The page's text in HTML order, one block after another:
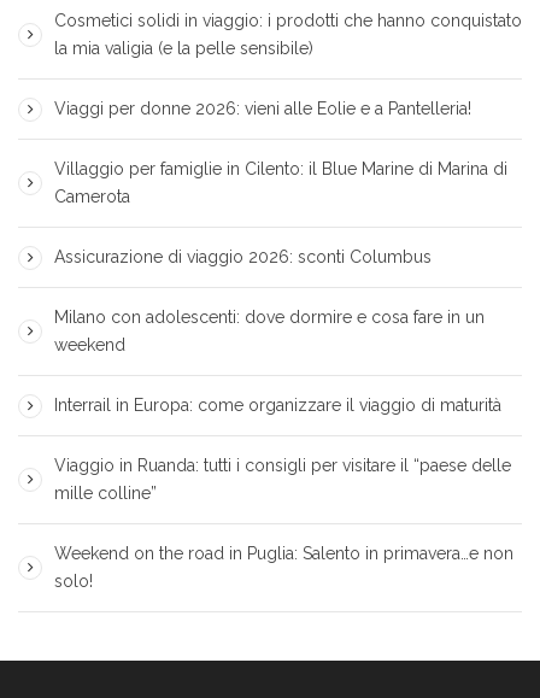
Cosmetici solidi in viaggio: i prodotti che hanno conquistato
la mia valigia (e la pelle sensibile)
Viaggi per donne 2026: vieni alle Eolie e a Pantelleria!
Villaggio per famiglie in Cilento: il Blue Marine di Marina di
Camerota
Assicurazione di viaggio 2026: sconti Columbus
Milano con adolescenti: dove dormire e cosa fare in un
weekend
Interrail in Europa: come organizzare il viaggio di maturità
Viaggio in Ruanda: tutti i consigli per visitare il “paese delle
mille colline”
Weekend on the road in Puglia: Salento in primavera…e non
solo!